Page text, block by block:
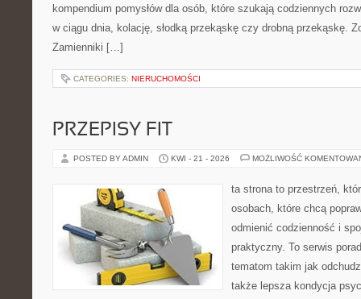
kompendium pomysłów dla osób, które szukają codziennych
w ciągu dnia, kolację, słodką przekąskę czy drobną przekąskę.
Zamienniki […]
CATEGORIES: NIERUCHOMOŚCI
PRZEPISY FIT
POSTED BY ADMIN KWI - 21 - 2026 MOŻLIWOŚĆ
ta strona to przestrzeń,
osobach, które chcą
odmienić codzienność i
praktyczny. To serwis
tematom takim jak
także lepsza kondycja